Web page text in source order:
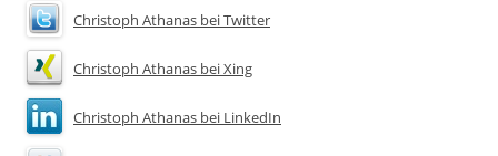
Christoph Athanas bei Twitter
Christoph Athanas bei Xing
Christoph Athanas bei LinkedIn